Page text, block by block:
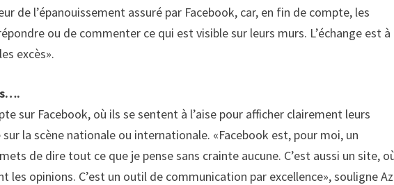
de l’épanouissement assuré par Facebook, car, en fin de compte, les
ou de commenter ce qui est visible sur leurs murs. L’échange est à
excès».
sur Facebook, où ils se sentent à l’aise pour afficher clairement leurs
la scène nationale ou internationale. «Facebook est, pour moi, un
de dire tout ce que je pense sans crainte aucune. C’est aussi un site,
les opinions. C’est un outil de communication par excellence», souligne